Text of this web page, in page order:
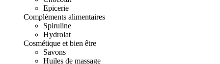
Epicerie
Compléments alimentaires
Spiruline
Hydrolat
Cosmétique et bien être
Savons
Huiles de massage